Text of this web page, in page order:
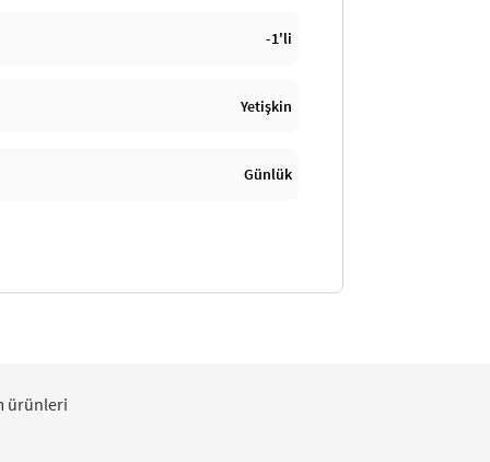
-1'li
Yetişkin
Günlük
ürünleri